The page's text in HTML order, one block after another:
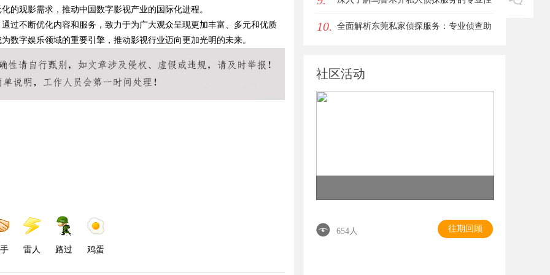
的观影需求，推动中国数字影视产业的国际化进程。
过不断优化内容和服务，致力于为广大观众呈现更加丰富、多元和优质
数字娱乐领域的重要引擎，推动影视行业迈向更加光明的未来。
雷人 路过 鸡蛋
与应用领域
10. 全面解析东莞私家侦探服务：专业侦查助
社区活动
654人 往期回顾